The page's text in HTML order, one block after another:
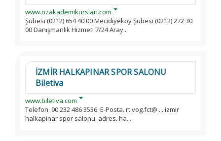
www.ozakademikurslari.com
Şubesi (0212) 654 40 00 Mecidiyeköy Şubesi (0212) 272 30
00 Danışmanlık Hizmeti 7/24 Aray...
İZMİR HALKAPINAR SPOR SALONU
Biletiva
www.biletiva.com
Telefon. 90 232 486 3536. E-Posta. rt.vog.fct@ ... izmir
halkapinar spor salonu. adres. ha...